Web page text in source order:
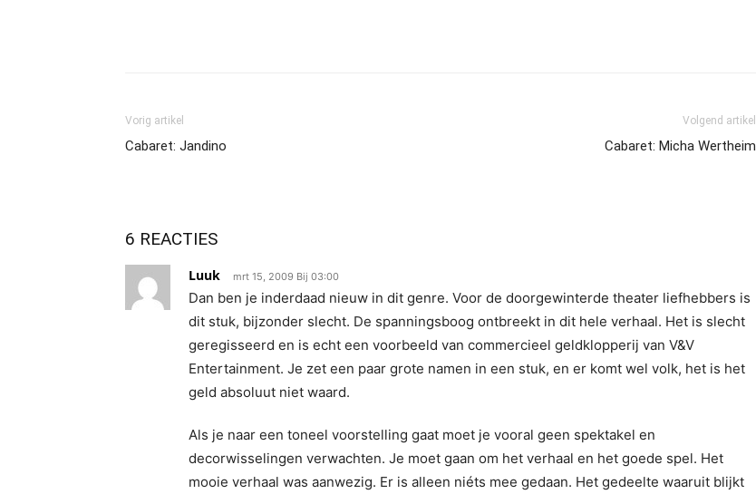
Vorig artikel
Cabaret: Jandino
Volgend artikel
Cabaret: Micha Wertheim
6 REACTIES
Luuk mrt 15, 2009 Bij 03:00
Dan ben je inderdaad nieuw in dit genre. Voor de doorgewinterde theater liefhebbers is
dit stuk, bijzonder slecht. De spanningsboog ontbreekt in dit hele verhaal. Het is slecht
geregisseerd en is echt een voorbeeld van commercieel geldklopperij van V&V
Entertainment. Je zet een paar grote namen in een stuk, en er komt wel volk, het is het
geld absoluut niet waard.
Als je naar een toneel voorstelling gaat moet je vooral geen spektakel en
decorwisselingen verwachten. Je moet gaan om het verhaal en het goede spel. Het
mooie verhaal was aanwezig. Er is alleen niéts mee gedaan. Het gedeelte waaruit blijkt